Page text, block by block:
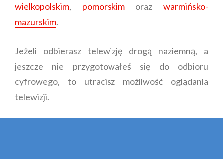
wielkopolskim, pomorskimorazwarmińsko-
mazurskim.
Jeżeli odbierasz telewizję drogą naziemną, a
jeszcze nie przygotowałeś się do odbioru
cyfrowego, to utracisz możliwość oglądania
telewizji.